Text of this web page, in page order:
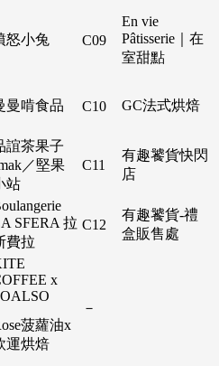
怒小兔 C09
En vie
Pâtisserie｜在
室甜點
曼啃食品 C10 GC法式烘焙
誼茶果子
／堅果
站
C11
有趣饕貨快閃
店
SFERA 拉
費拉
C12
有趣饕貨-禮
盒販售處
x
－
菠蘿油x
運烘焙